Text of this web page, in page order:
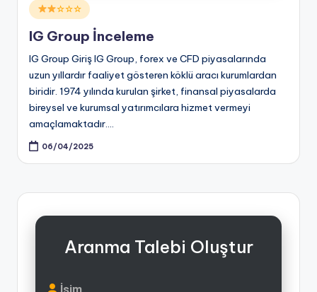
Posted
in
☆☆☆
IG Group İnceleme
IG Group Giriş IG Group, forex ve CFD piyasalarında
uzun yıllardır faaliyet gösteren köklü aracı kurumlardan
biridir. 1974 yılında kurulan şirket, finansal piyasalarda
bireysel ve kurumsal yatırımcılara hizmet vermeyi
amaçlamaktadır.…
06/04/2025
Aranma Talebi Oluştur